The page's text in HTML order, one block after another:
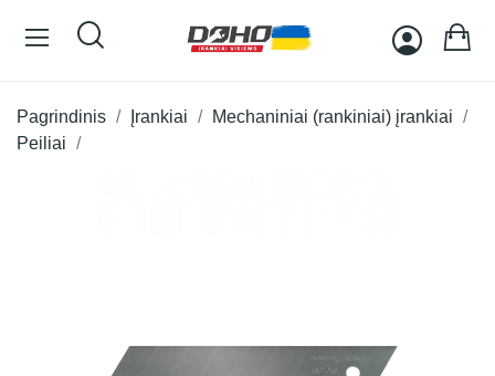
Pagrindinis Įrankiai
Mechaniniai (rankiniai) įrankiai
Peiliai